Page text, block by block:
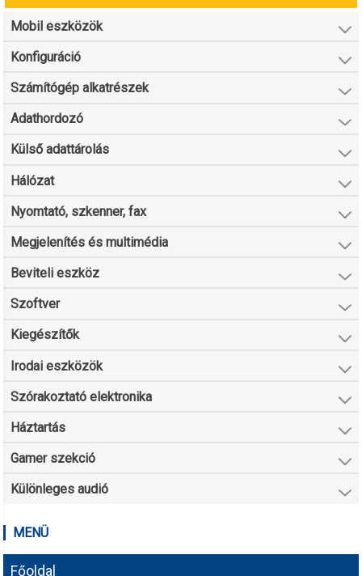
Mobil eszközök
Konfiguráció
Számítógép alkatrészek
Adathordozó
Külső adattárolás
Hálózat
Nyomtató, szkenner, fax
Megjelenítés és multimédia
Beviteli eszköz
Szoftver
Kiegészítők
Irodai eszközök
Szórakoztató elektronika
Háztartás
Gamer szekció
Különleges audió
MENÜ
Főoldal